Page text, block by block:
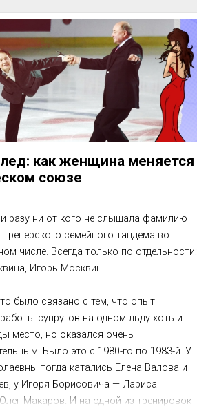
как женщина меняется
союзе
разу ни от кого не слышала фамилию
семейного тандема во
числе. Всегда только по отдельности:
Игорь Москвин.
было связано с тем, что опыт
супругов на одном льду хоть и
место, но оказался очень
Было это с 1980-го по 1983-й. У
тогда ка­тались Елена Валова и
у Игоря Борисо­вича — Лариса
Макаров. И на одной из тренировок